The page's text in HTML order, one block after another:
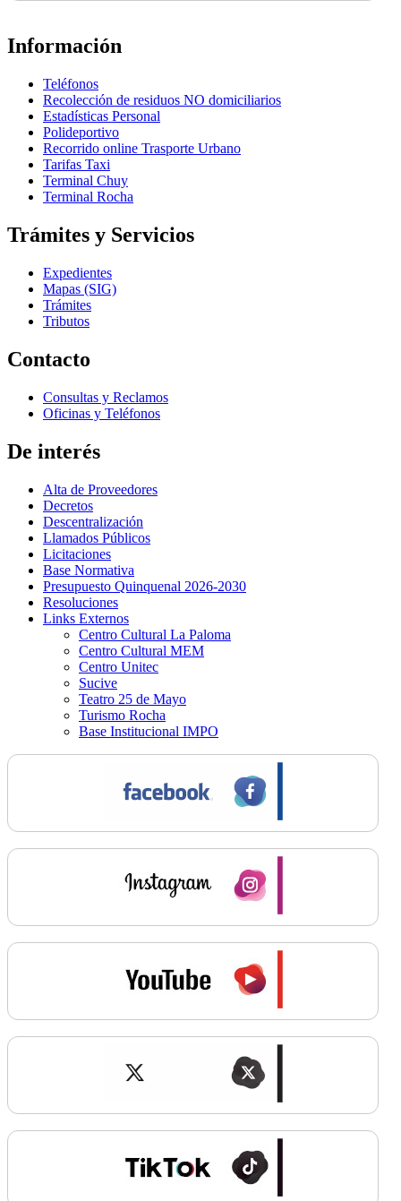
Información
Teléfonos
Recolección de residuos NO domiciliarios
Estadísticas Personal
Polideportivo
Recorrido online Trasporte Urbano
Tarifas Taxi
Terminal Chuy
Terminal Rocha
Trámites y Servicios
Expedientes
Mapas (SIG)
Trámites
Tributos
Contacto
Consultas y Reclamos
Oficinas y Teléfonos
De interés
Alta de Proveedores
Decretos
Descentralización
Llamados Públicos
Licitaciones
Base Normativa
Presupuesto Quinquenal 2026-2030
Resoluciones
Links Externos
Centro Cultural La Paloma
Centro Cultural MEM
Centro Unitec
Sucive
Teatro 25 de Mayo
Turismo Rocha
Base Institucional IMPO